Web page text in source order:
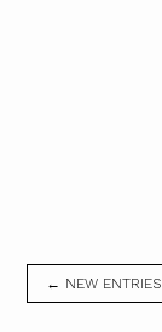
← NEW ENTRIES